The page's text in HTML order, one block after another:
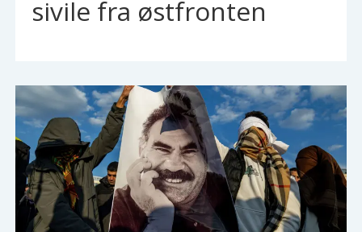
sivile fra østfronten